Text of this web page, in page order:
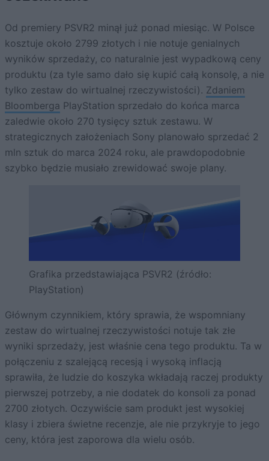
Od premiery PSVR2 minął już ponad miesiąc. W Polsce
kosztuje około 2799 złotych i nie notuje genialnych
wyników sprzedaży, co naturalnie jest wypadkową ceny
produktu (za tyle samo dało się kupić całą konsolę, a nie
tylko zestaw do wirtualnej rzeczywistości). Zdaniem
Bloomberga PlayStation sprzedało do końca marca
zaledwie około 270 tysięcy sztuk zestawu. W
strategicznych założeniach Sony planowało sprzedać 2
mln sztuk do marca 2024 roku, ale prawdopodobnie
szybko będzie musiało zrewidować swoje plany.
Grafika przedstawiająca PSVR2 (źródło:
PlayStation)
Głównym czynnikiem, który sprawia, że wspomniany
zestaw do wirtualnej rzeczywistości notuje tak złe
wyniki sprzedaży, jest właśnie cena tego produktu. Ta w
połączeniu z szalejącą recesją i wysoką inflacją
sprawiła, że ludzie do koszyka wkładają raczej produkty
pierwszej potrzeby, a nie dodatek do konsoli za ponad
2700 złotych. Oczywiście sam produkt jest wysokiej
klasy i zbiera świetne recenzje, ale nie przykryje to jego
ceny, która jest zaporowa dla wielu osób.